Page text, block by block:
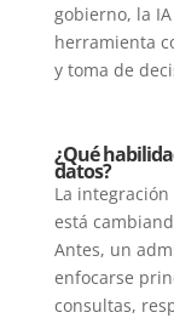
gobierno, la
herramienta
y toma de
¿Qué
datos?
La integración
está
Antes, un
enfocarse
consultas,